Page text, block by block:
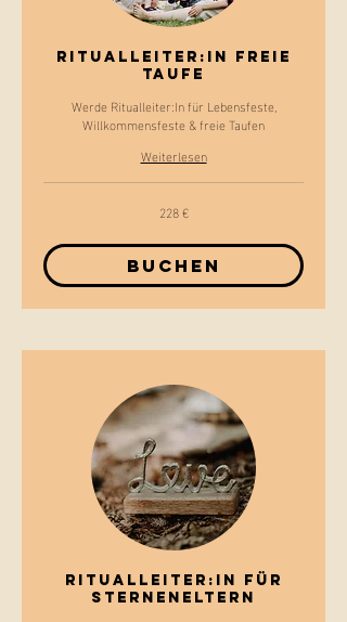
Ritualleiter:In FREIE
TAUFE
Werde Ritualleiter:In für Lebensfeste,
Willkommensfeste & freie Taufen
Weiterlesen
228 €
Buchen
Ritualleiter:In für
STERNENELTERN